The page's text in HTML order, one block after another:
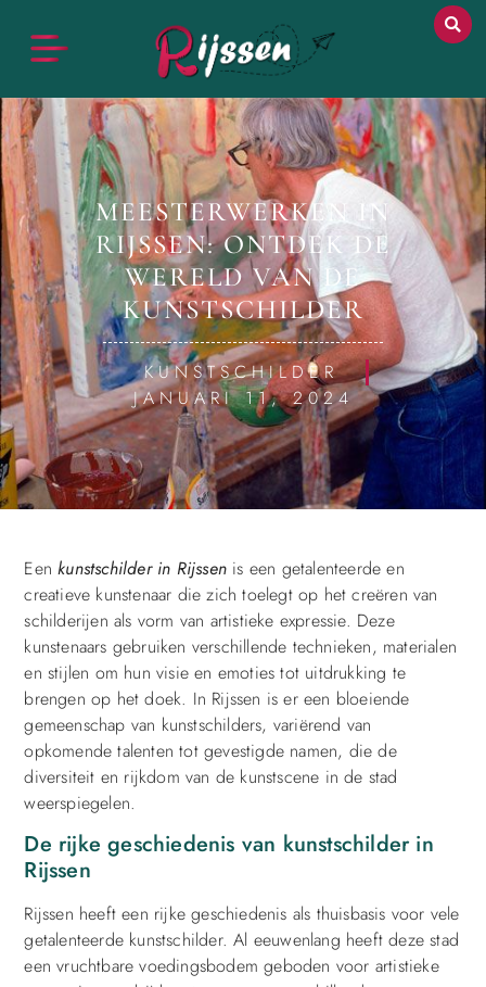
MEESTERWERKEN IN
RIJSSEN: ONTDEK DE
WERELD VAN DE
KUNSTSCHILDER
KUNSTSCHILDER
JANUARI 11, 2024
Eenkunstschilder in Rijssen is een getalenteerde en
creatieve kunstenaar die zich toelegt op het creëren van
schilderijen als vorm van artistieke expressie. Deze
kunstenaars gebruiken verschillende technieken, materialen
en stijlen om hun visie en emoties tot uitdrukking te
brengen op het doek. In Rijssen is er een bloeiende
gemeenschap van kunstschilders, variërend van
opkomende talenten tot gevestigde namen, die de
diversiteit en rijkdom van de kunstscene in de stad
weerspiegelen.
De rijke geschiedenis van kunstschilder in
Rijssen
Rijssen heeft een rijke geschiedenis als thuisbasis voor vele
getalenteerde kunstschilder. Al eeuwenlang heeft deze stad
een vruchtbare voedingsbodem geboden voor artistieke